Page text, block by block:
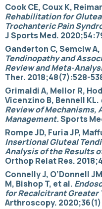
Cook CE, Coux K,
Rehabilitation for
Trochanteric Pain
J Sports Med.
Ganderton C, Semciw A,
Tendinopathy and
Review and Meta-
Ther. 2018;48(7):528-
Grimaldi A, Mellor R,
Vicenzino B, Bennell KL.
Review of Mechanisms,
Management.Sports
Rompe JD, Furia JP,
Insertional Gluteal
Analysis of the Results
Orthop Relat Res.
Connelly J, O’Donnell
M, Bishop T, et al.
for Recalcitrant Greater
Arthroscopy.